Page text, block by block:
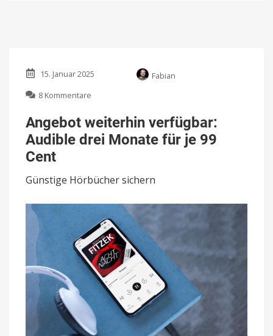
15. Januar 2025
Fabian
8 Kommentare
weiterhin
verfügbar:
Audible
für
Angebot weiterhin verfügbar:
Audible drei Monate für je 99
Cent
Günstige Hörbücher sichern